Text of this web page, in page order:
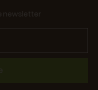
newsletter